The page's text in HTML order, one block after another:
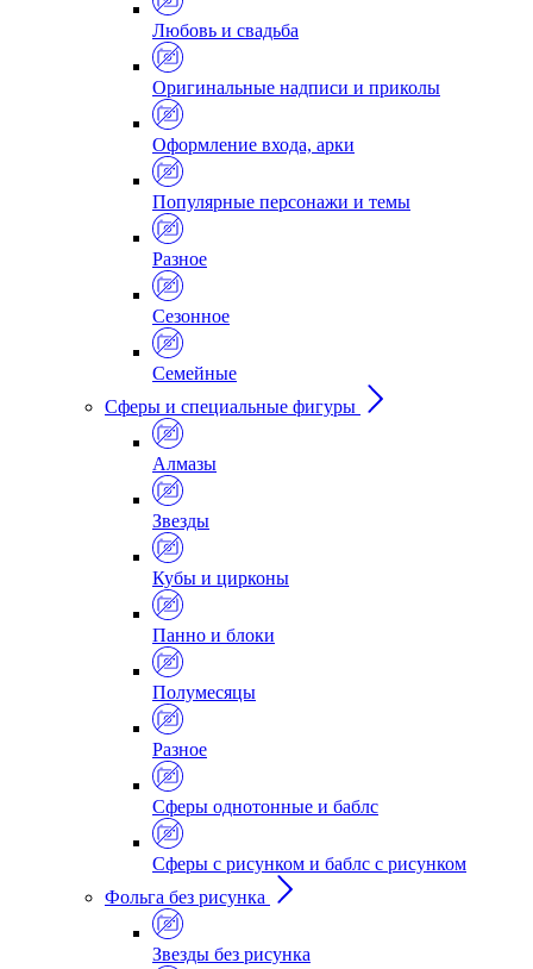
Любовь и свадьба
Оригинальные надписи и приколы
Оформление входа, арки
Популярные персонажи и темы
Разное
Сезонное
Семейные
Сферы и специальные фигуры
Алмазы
Звезды
Кубы и цирконы
Панно и блоки
Полумесяцы
Разное
Сферы однотонные и баблс
Сферы с рисунком и баблс с рисунком
Фольга без рисунка
Звезды без рисунка